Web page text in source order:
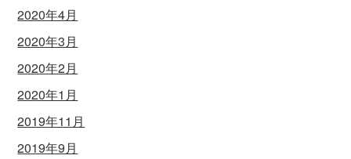
2020年4月
2020年3月
2020年2月
2020年1月
2019年11月
2019年9月